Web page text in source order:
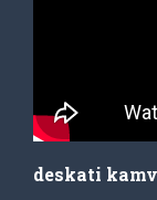
deskati